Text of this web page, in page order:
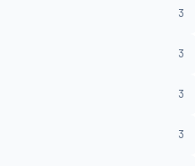
3
3
3
3